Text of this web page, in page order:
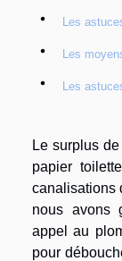
Les
Les
Les
Le surplus
papier
canalisations
nous avons
appel au
pour